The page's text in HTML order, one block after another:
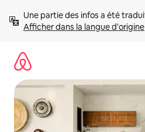
directement
Afficher dans la langue d'origine